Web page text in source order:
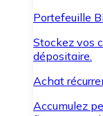
Portefeuille
Stockez vos
dépositaire.
Achat
Accumulez